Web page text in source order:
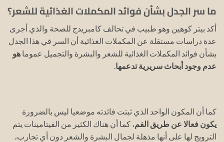
ما سر الجدل بشأن فوائد المكملات الغذائية للشعر؟
أكد بيتر كوهين وهو طبيب في تحالف كامبريدج للصحة والذي أجرى
عدة دراسات مستقلة عن المكملات الغذائية أن السر في هذا الجدل
بشأن فوائد المكملات الغذائية للشعر والبشرة والتجميل عموما هو
عدم وجود أبحاث سريرية تدعمها
كما أن المكون الواحد الذي ثبتت فائدته موضعيا ليس بالضرورة
يكون فعالا عن طريق الفم، كما أن هناك الكثير من الفيتامينات يتم
الترويج لها على أنها مذهلة لجمال البشرة والشعر دون أي تجارب،